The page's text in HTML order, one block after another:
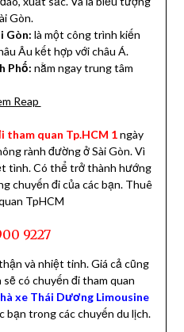
Gòn.
Gòn: là một công trình kiến
Âu kết hợp với châu Á.
Phố: nằm ngay trung tâm
Reap
tham quan Tp.HCM 1ngày
rành đường ở Sài Gòn. Vì
tình. Có thể trở thành hướng
chuyến đi của các bạn. Thuê
TpHCM
9227
và nhiệt tinh. Giá cả cũng
có chuyến đi tham quan
xe Thái Dương Limousine
bạn trong các chuyến du lịch.